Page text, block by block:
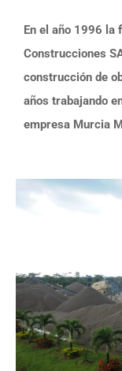
En el año 1996 la
Construcciones
construcción de
años trabajando
empresa Murcia